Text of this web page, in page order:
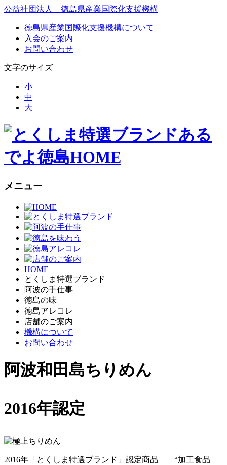
公益社団法人 徳島県産業国際化支援機構
徳島県産業国際化支援機構について
入会のご案内
お問い合わせ
文字のサイズ
小
中
大
ある
でよ徳島HOME
メニュー
HOME
とくしま特選ブランド
阿波の手仕事
徳島の味
徳島アレコレ
店舗のご案内
機構について
お問い合わせ
阿波和田島ちりめん
2016年認定
2016年「とくしま特選ブランド」認定商品 “加工食品